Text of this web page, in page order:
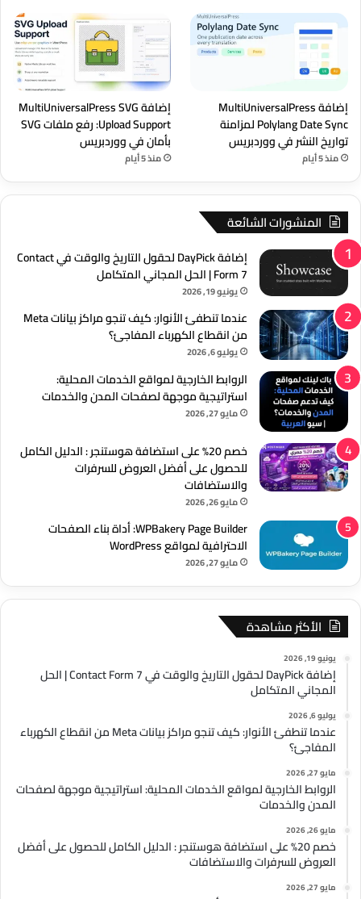
إضافة MultiUniversalPress
Polylang Date Sync لمزامنة
تواريخ النشر في ووردبريس
منذ 5 أيام
إضافة MultiUniversalPress SVG
Upload Support: رفع ملفات SVG
بأمان في ووردبريس
منذ 5 أيام
المنشورات الشائعة
إضافة DayPick لحقول التاريخ والوقت في Contact
Form 7 | الحل المجاني المتكامل
يونيو 19, 2026
عندما تنطفئ الأنوار: كيف تنجو مراكز بيانات Meta
من انقطاع الكهرباء المفاجئ؟
يوليو 6, 2026
الروابط الخارجية لمواقع الخدمات المحلية:
استراتيجية موجهة لصفحات المدن والخدمات
مايو 27, 2026
خصم 20% على استضافة هوستنجر : الدليل الكامل
للحصول على أفضل العروض للسرفرات
والاستضافات
مايو 26, 2026
WPBakery Page Builder: أداة بناء الصفحات
الاحترافية لمواقع WordPress
مايو 27, 2026
الأكثر مشاهدة
يونيو 19, 2026
إضافة DayPick لحقول التاريخ والوقت في Contact Form 7 | الحل
المجاني المتكامل
يوليو 6, 2026
عندما تنطفئ الأنوار: كيف تنجو مراكز بيانات Meta من انقطاع الكهرباء
المفاجئ؟
مايو 27, 2026
الروابط الخارجية لمواقع الخدمات المحلية: استراتيجية موجهة لصفحات
المدن والخدمات
مايو 26, 2026
خصم 20% على استضافة هوستنجر : الدليل الكامل للحصول على أفضل
العروض للسرفرات والاستضافات
مايو 27, 2026